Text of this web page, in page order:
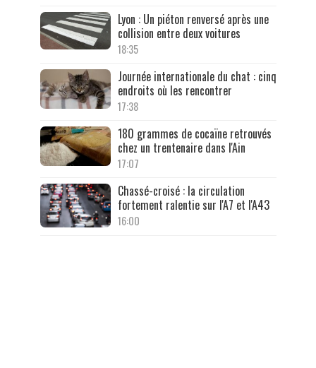
Lyon : Un piéton renversé après une
collision entre deux voitures
18:35
Journée internationale du chat : cinq
endroits où les rencontrer
17:38
180 grammes de cocaïne retrouvés
chez un trentenaire dans l'Ain
17:07
Chassé-croisé : la circulation
fortement ralentie sur l'A7 et l'A43
16:00